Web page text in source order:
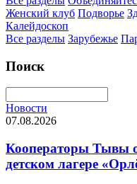
Женский клуб Подворье
Калейдоскоп
Все разделы Зарубежье
Поиск
Новости
07.08.2026
Кооператоры Тывы
детском лагере